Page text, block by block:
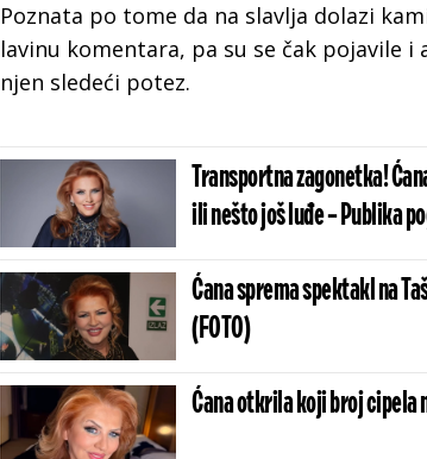
Poznata po tome da na slavlja dolazi
lavinu komentara, pa su se čak pojavile
njen sledeći potez.
Transportna zagonetka!
ili nešto još luđe – Publika
Ćana sprema spektakl na
(FOTO)
Ćana otkrila koji broj cipela